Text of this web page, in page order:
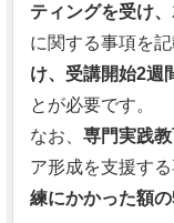
ティングを受け、
に関する事項を
け、受講開始2週
とが必要です。
なお、 専門実践教
ア形成を支援す
練にかかった額